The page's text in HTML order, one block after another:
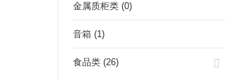
金属质柜类 (0)
音箱 (1)
食品类 (26)